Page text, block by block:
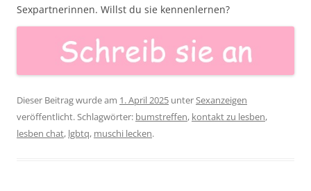
Sexpartnerinnen. Willst du sie kennenlernen?
Dieser Beitrag wurde am 1. April 2025 unterSexanzeigen
veröffentlicht. Schlagwörter: bumstreffen, kontakt zu lesben,
lesben chat, lgbtq, muschi lecken.